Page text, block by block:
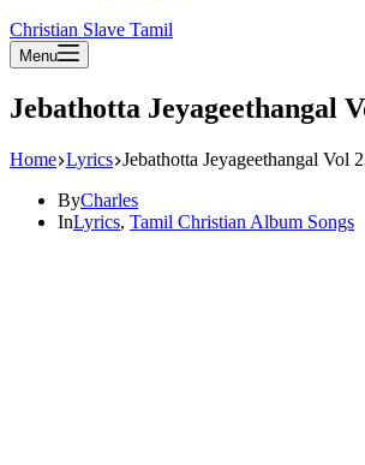
Christian Slave Tamil
Menu
Jebathotta Jeyageethangal
Home Lyrics Jebathotta Jeyageethangal
ByCharles
InLyrics, Tamil Christian Album Songs